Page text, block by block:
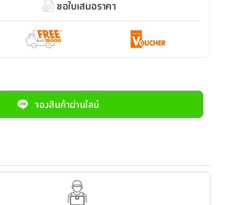
ขอใบเสนอราคา
จองสินค้าผ่านไลน์